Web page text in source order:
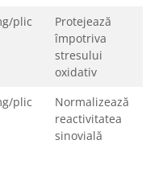
plic
Protejează
împotriva
stresului
oxidativ
plic
Normalizează
reactivitatea
sinovială